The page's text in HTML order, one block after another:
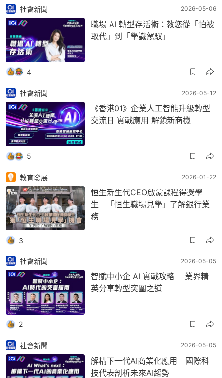
社會新聞 2026-05-06
職場 AI 轉型存活術：教您從「怕被
取代」到「學識駕馭」
4
社會新聞 2026-05-12
《香港01》企業人工智能升級轉型
交流日 實戰應用 解鎖新商機
5
教育發展 2026-01-22
恒生新生代CEO啟蒙課程得獎學
生 「恒生職場見學」了解銀行業
務
3
社會新聞 2026-05-05
智賦中小企 AI 實戰攻略 業界精
英分享轉型突圍之道
2
社會新聞 2026-05-05
解構下一代AI商業化應用 國際科
技代表剖析未來AI趨勢